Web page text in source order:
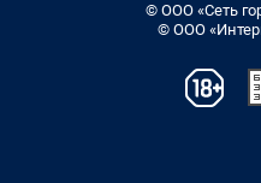
© ООО «Сеть
© ООО